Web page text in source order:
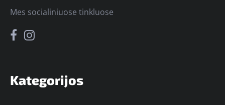
Kategorijos
Mes socialiniuose tinkluose